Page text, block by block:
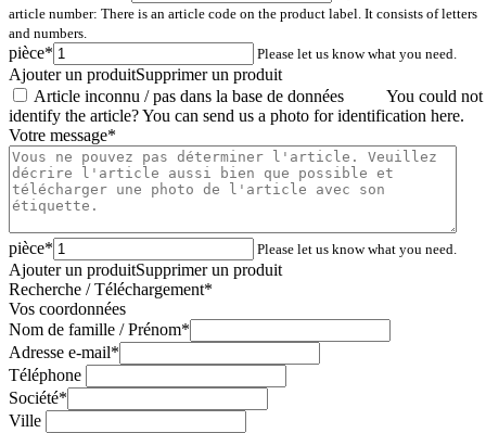
article number: There is an article code on the product label. It consists of letters
and numbers.
pièce* Please let us know what you need.
Ajouter un produitSupprimer un produit
Article inconnu / pas dans la base de données
You could not
identify the article? You can send us a photo for identification here.
Votre message*
pièce* Please let us know what you need.
Ajouter un produitSupprimer un produit
Recherche / Téléchargement*
Vos coordonnées
Nom de famille / Prénom*
Adresse e-mail*
Téléphone
Société*
Ville